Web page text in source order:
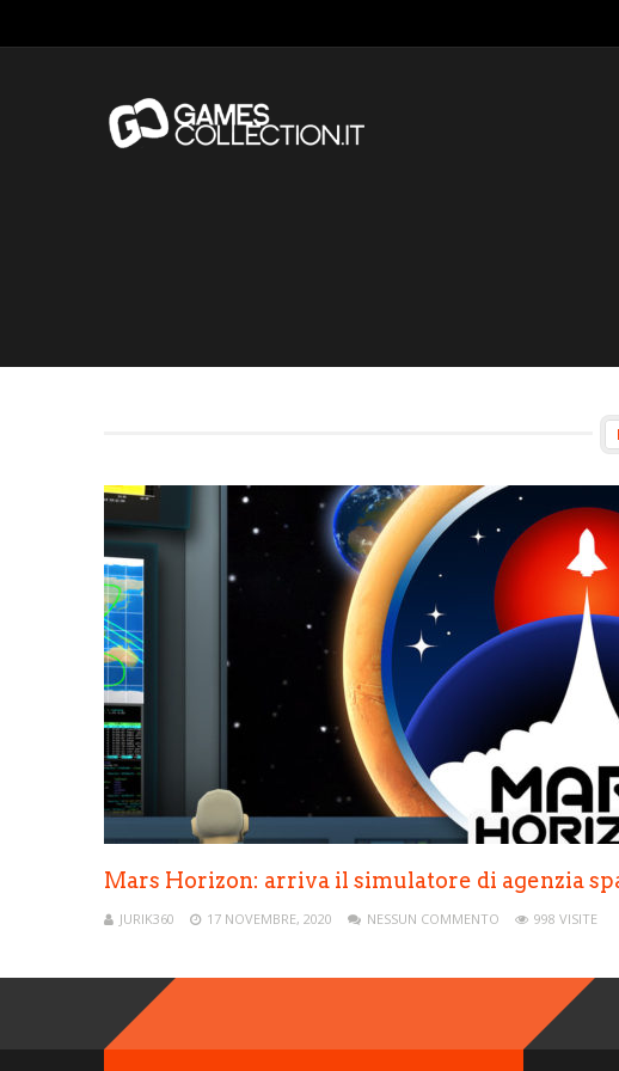
Mars Horizon: arriva il simulatore di agenzia
JURIK360 17 NOVEMBRE, 2020 NESSUN COMMENTO 998 VISITE